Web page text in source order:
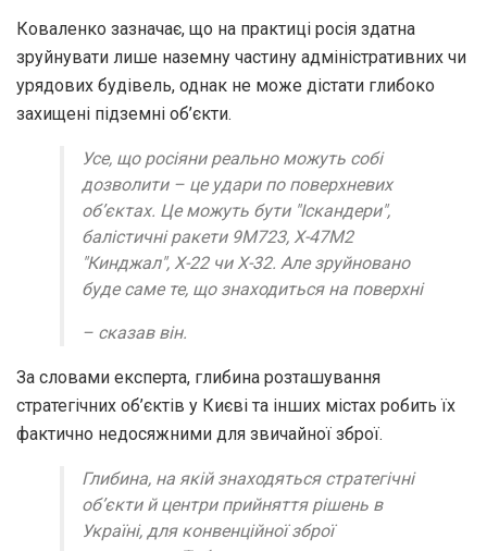
Коваленко зазначає, що на практиці росія здатна
зруйнувати лише наземну частину адміністративних чи
урядових будівель, однак не може дістати глибоко
захищені підземні об’єкти.
Усе, що росіяни реально можуть собі
дозволити – це удари по поверхневих
об’єктах. Це можуть бути "Іскандери",
балістичні ракети 9М723, Х-47М2
"Кинджал", Х-22 чи Х-32. Але зруйновано
буде саме те, що знаходиться на поверхні
– сказав він.
За словами експерта, глибина розташування
стратегічних об’єктів у Києві та інших містах робить їх
фактично недосяжними для звичайної зброї.
Глибина, на якій знаходяться стратегічні
об’єкти й центри прийняття рішень в
Україні, для конвенційної зброї